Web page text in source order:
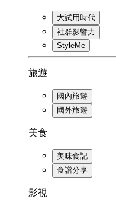
大試用時代
社群影響力
StyleMe
旅遊
國內旅遊
國外旅遊
美食
美味食記
食譜分享
影視